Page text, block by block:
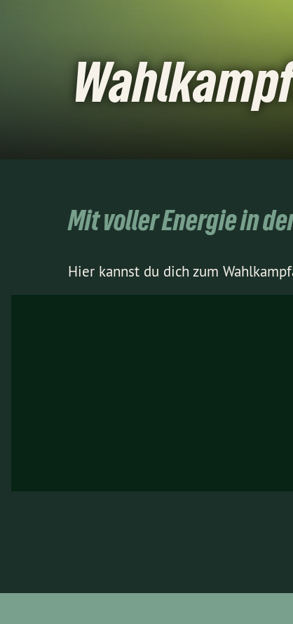
Mit voller Energie in
Hier kannst du dich zum